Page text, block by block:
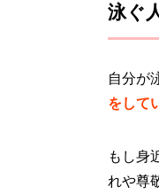
泳ぐ
自分が
をして
もし身
れや尊